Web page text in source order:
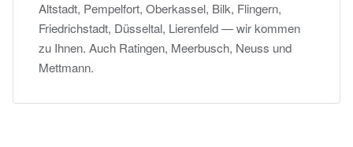
Altstadt, Pempelfort, Oberkassel, Bilk, Flingern,
Friedrichstadt, Düsseltal, Lierenfeld — wir kommen
zu Ihnen. Auch Ratingen, Meerbusch, Neuss und
Mettmann.